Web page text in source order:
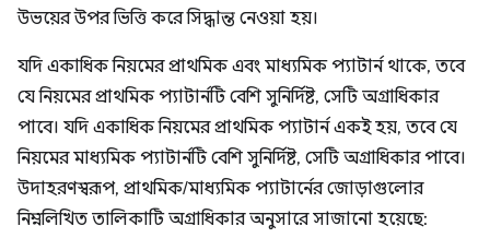
উভয়ের উপর ভিত্তি করে সিদ্ধান্ত নেওয়া হয়।
যদি একাধিক নিয়মের প্রাথমিক এবং মাধ্যমিক প্যাটার্ন থাকে, তবে
যে নিয়মের প্রাথমিক প্যাটার্নটি বেশি সুনির্দিষ্ট, সেটি অগ্রাধিকার
পাবে। যদি একাধিক নিয়মের প্রাথমিক প্যাটার্ন একই হয়, তবে যে
নিয়মের মাধ্যমিক প্যাটার্নটি বেশি সুনির্দিষ্ট, সেটি অগ্রাধিকার পাবে।
উদাহরণস্বরূপ, প্রাথমিক/মাধ্যমিক প্যাটার্নের জোড়াগুলোর
নিম্নলিখিত তালিকাটি অগ্রাধিকার অনুসারে সাজানো হয়েছে: